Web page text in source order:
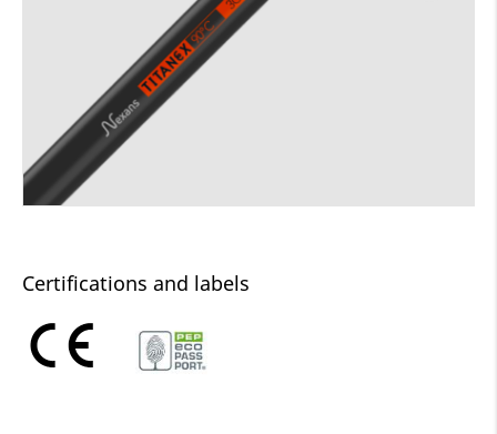
Certifications and labels